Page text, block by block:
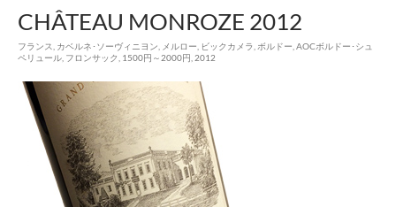
CHÂTEAU MONROZE 2012
フランス カベルネ･ソーヴィニヨン メルロー ビックカメラ ボルドー AOCボルドー･シュ
ペリュール フロンサック 1500円～2000円 2012